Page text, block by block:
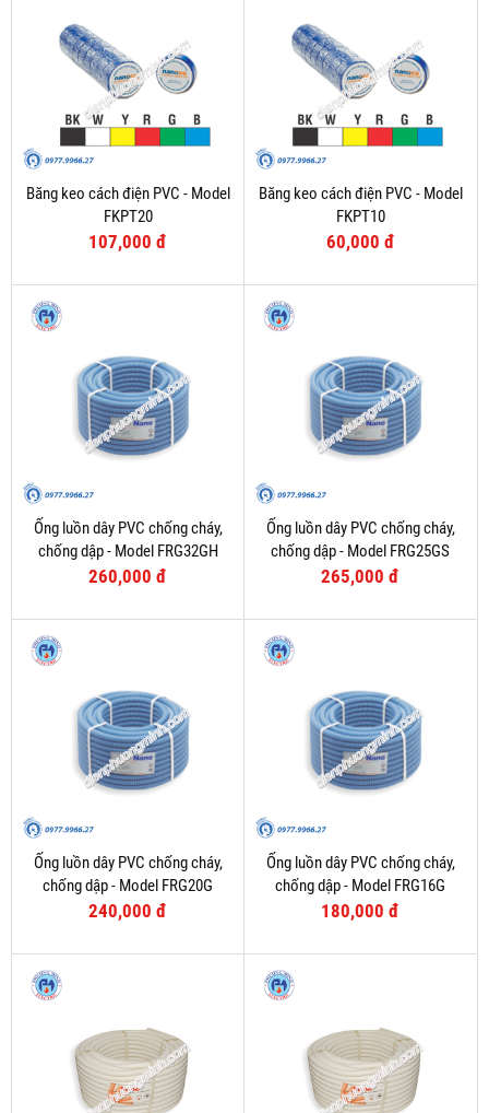
Băng keo cách điện PVC - Model
FKPT20
107,000 đ
Băng keo cách điện PVC - Model
FKPT10
60,000 đ
Ống luồn dây PVC chống cháy,
chống dập - Model FRG32GH
260,000 đ
Ống luồn dây PVC chống cháy,
chống dập - Model FRG25GS
265,000 đ
Ống luồn dây PVC chống cháy,
chống dập - Model FRG20G
240,000 đ
Ống luồn dây PVC chống cháy,
chống dập - Model FRG16G
180,000 đ